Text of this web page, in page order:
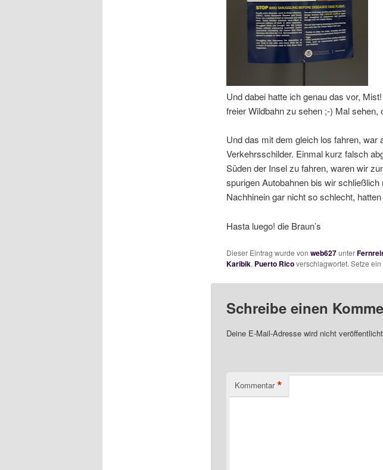
Und dabei hatte ich genau das vor,
freier Wildbahn zu sehen ;-) Mal sehen,
Und das mit dem gleich los fahren,
Verkehrsschilder. Einmal kurz falsch
Süden der Insel zu fahren, waren wir
spurigen Autobahnen bis wir
Nachhinein gar nicht so schlecht,
Hasta luego! die Braun’s
Dieser Eintrag wurde von web627unter
Karibik, Puerto Ricoverschlagwortet. Setze
Schreibe einen
Deine E-Mail-Adresse wird nicht
Kommentar *